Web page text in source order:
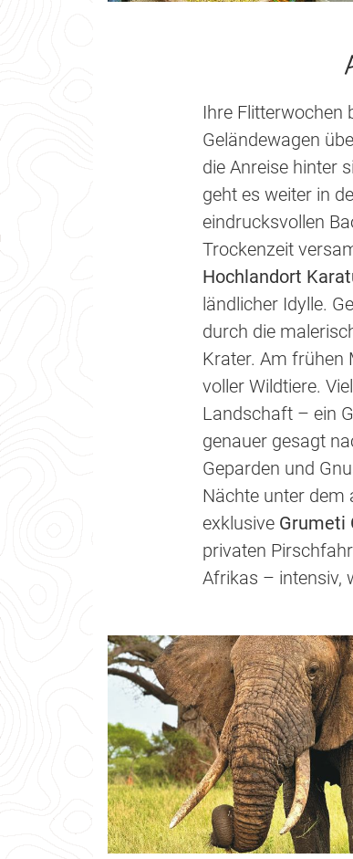
Ihre Flitterwochen
Geländewagen
die Anreise hinter
geht es weiter in
eindrucksvollen
Trockenzeit
Hochlandort
ländlicher Idylle.
durch die
Krater. Am frühen
voller Wildtiere.
Landschaft – ein
genauer gesagt
Geparden und
Nächte unter dem
exklusive Grumeti
privaten
Afrikas – intensiv,